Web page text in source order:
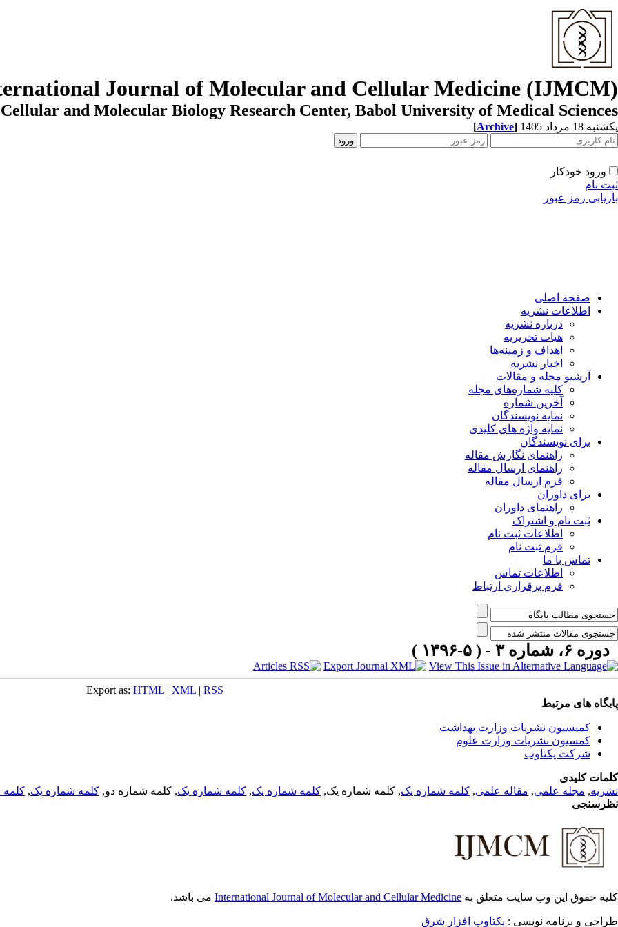
Journal of Molecular and Cellular Medicine (IJMCM)
Cellular and Molecular Biology Research Center, Babol University of Medical Sciences
یکشنبه 18 مرداد 1405 [Archive]
ورود خودکار
ثبت نام
بازیابی رمز عبور
صفحه اصلی
اطلاعات نشریه
درباره نشریه
هیات تحریریه
اهداف و زمینه‌ها
اخبار نشریه
آرشیو مجله و مقالات
کلیه شماره‌های مجله
آخرین شماره
نمایه نویسندگان
نمایه واژه های کلیدی
برای نویسندگان
راهنمای نگارش مقاله
راهنمای ارسال مقاله
فرم ارسال مقاله
برای داوران
راهنمای داوران
ثبت نام و اشتراک
اطلاعات ثبت نام
فرم ثبت نام
تماس با ما
اطلاعات تماس
فرم برقراری ارتباط
دوره ۶، شماره ۳ - ( ۵-۱۳۹۶ )
Export as: HTML| XML| RSS
پایگاه های مرتبط
کمیسیون نشریات وزارت بهداشت
کمسیون نشریات وزارت علوم
شرکت یکتاوب
کلمات کلیدی
نشریه, مجله علمی, مقاله علمی, کلمه شماره یک, کلمه شماره یک, کلمه شماره یک, کلمه شماره یک, کلمه شماره دو, کلمه شماره یک, کلمه
نظرسنجی
کلیه حقوق این وب سایت متعلق به International Journal of Molecular and Cellular Medicine می باشد.
طراحی و برنامه نویسی : یکتاوب افزار شرق